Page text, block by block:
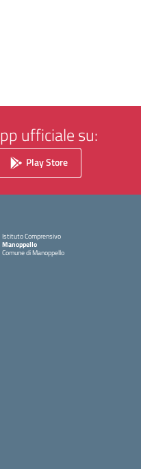
ufficiale su:
Play Store
Istituto Comprensivo
Manoppello
Comune di Manoppello
— Visita la pagina iniziale della scuola